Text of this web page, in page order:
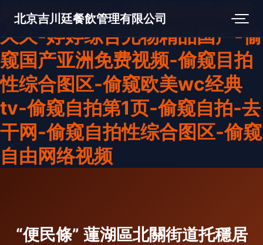
婷婷综合社区-婷婷综合亚洲爱
久久-婷婷综合尤物精品国产-偷
窥国产亚洲免费视频-偷窥目拍
性综合图区-偷窥欧美wc经典
tv-偷窥自拍第1页-偷窥自拍-去
干网-偷窥自拍性综合图区-偷窥
自由网络视频
北京吉川廷餐飲管理有限公司
“便民條” 蓮湖區北關街道托穩居